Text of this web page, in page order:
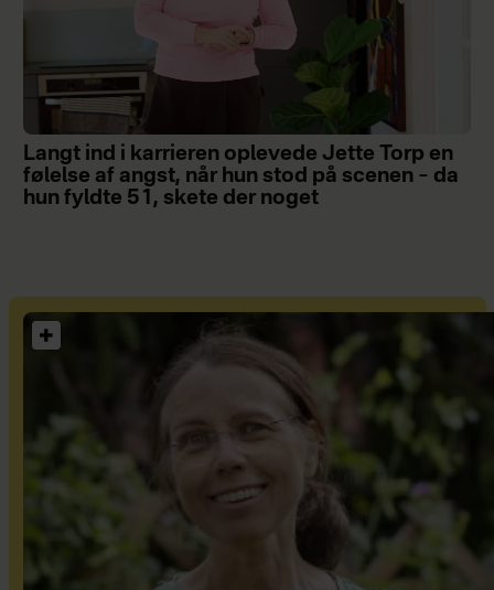
Langt ind i karrieren oplevede Jette Torp en
følelse af angst, når hun stod på scenen – da
hun fyldte 51, skete der noget